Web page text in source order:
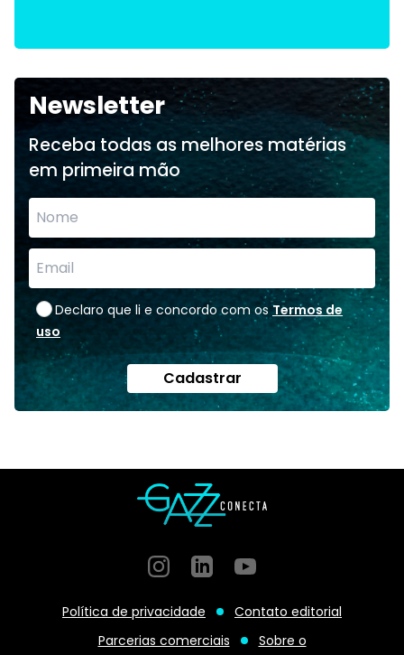
Newsletter
Receba todas as melhores matérias
em primeira mão
Declaro que li e concordo com os Termos de
uso
Cadastrar
InstagramGitHubGitHub
Política de privacidade
Contato editorial
Parcerias comerciais
Sobre o